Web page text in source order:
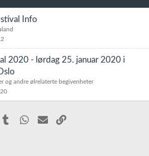
Info
2020 - lørdag 25. januar 2020 i
og andre ølrelaterte begivenheter
Tumblr WhatsApp
E-post